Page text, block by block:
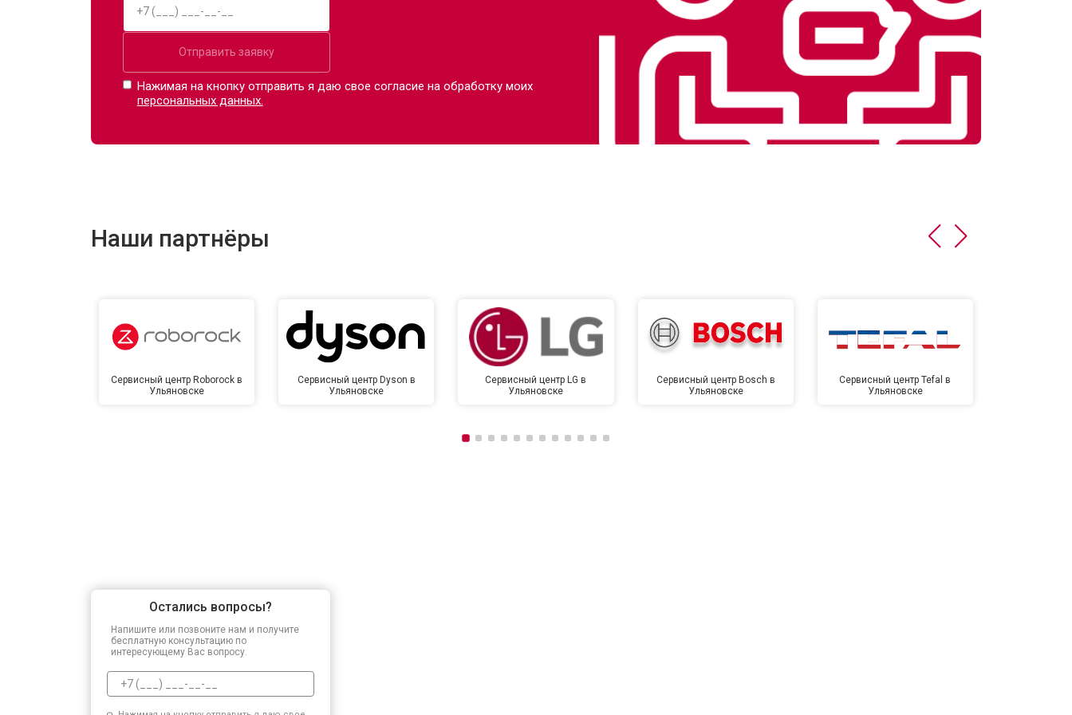
Отправить заявку
Нажимая на кнопку отправить я даю свое согласие на обработку моих
персональных данных.
Наши партнёры
Сервисный центр Roborock в
Ульяновске
Сервисный центр Dyson в
Ульяновске
Сервисный центр LG в
Ульяновске
Сервисный центр Bosch в
Ульяновске
Сервисный центр Tefal в
Ульяновске
Остались вопросы?
Напишите или позвоните нам и получите
бесплатную консультацию по
интересующему Вас вопросу.